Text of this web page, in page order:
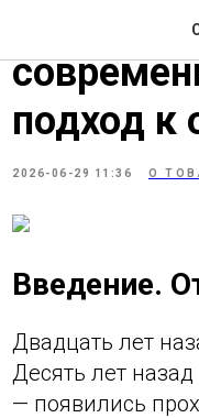
Свет,
подход к
2026-06-29 11:36 О
Введение.
Двадцать лет
Десять лет
— появились